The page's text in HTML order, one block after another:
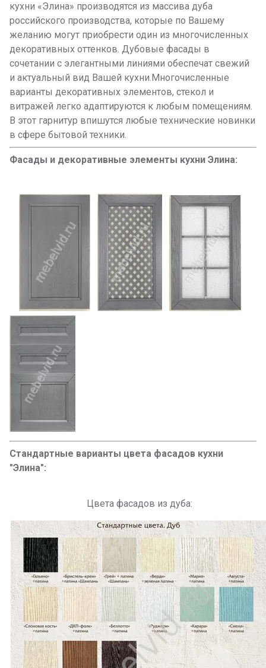
кухни «Элина» производятся из массива дуба
российского производства, которые по Вашему
желанию могут приобрести один из многочисленных
декоративных оттенков. Дубовые фасады в
сочетании с элегантными линиями обеспечат свежий
и актуальный вид Вашей кухни.Многочисленные
варианты декоративных элементов, стекол и
витражей легко адаптируются к любым помещениям.
В этот гарнитур впишутся любые технические новинки
в сфере бытовой техники.
Фасады и декоративные элементы кухни Элина:
Стандартные варианты цвета фасадов кухни
"Элина":
Цвета фасадов из дуба: